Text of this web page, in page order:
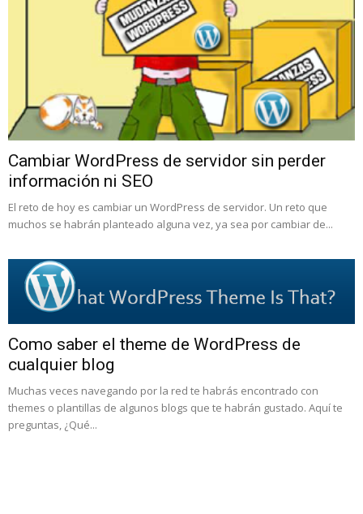
Cambiar WordPress de servidor sin perder
información ni SEO
El reto de hoy es cambiar un WordPress de servidor. Un reto que
muchos se habrán planteado alguna vez, ya sea por cambiar de...
Como saber el theme de WordPress de
cualquier blog
Muchas veces navegando por la red te habrás encontrado con
themes o plantillas de algunos blogs que te habrán gustado. Aquí te
preguntas, ¿Qué...